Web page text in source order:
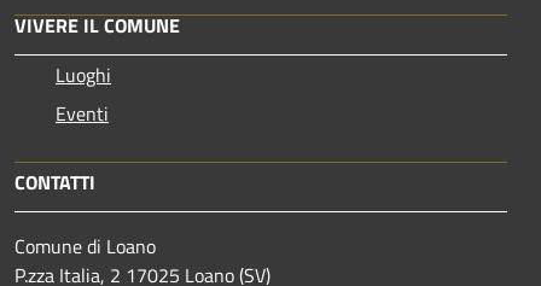
VIVERE IL COMUNE
Luoghi
Eventi
CONTATTI
Comune di Loano
P.zza Italia, 2 17025 Loano (SV)